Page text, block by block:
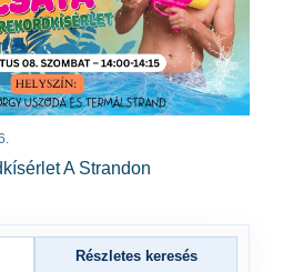
A Strandon
Részletes keresés